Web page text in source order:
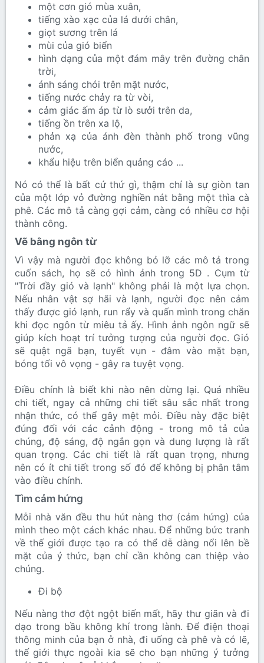
một cơn gió mùa xuân,
tiếng xào xạc của lá dưới chân,
giọt sương trên lá
mùi của gió biển
hình dạng của một đám mây trên đường chân
trời,
ánh sáng chói trên mặt nước,
tiếng nước chảy ra từ vòi,
cảm giác ấm áp từ lò sưởi trên da,
tiếng ồn trên xa lộ,
phản xạ của ánh đèn thành phố trong vũng
nước,
khẩu hiệu trên biển quảng cáo ...
Nó có thể là bất cứ thứ gì, thậm chí là sự giòn tan
của một lớp vỏ đường nghiền nát bằng một thìa cà
phê. Các mô tả càng gợi cảm, càng có nhiều cơ hội
thành công.
Vẽ bằng ngôn từ​
Vì vậy mà người đọc không bỏ lỡ các mô tả trong
cuốn sách, họ sẽ có hình ảnh trong 5D . Cụm từ
"Trời đầy gió và lạnh" không phải là một lựa chọn.
Nếu nhân vật sợ hãi và lạnh, người đọc nên cảm
thấy được gió lạnh, run rẩy và quấn mình trong chăn
khi đọc ngôn từ miêu tả ấy. Hình ảnh ngôn ngữ sẽ
giúp kích hoạt trí tưởng tượng của người đọc. Gió
sẽ quật ngã bạn, tuyết vụn - đâm vào mặt bạn,
bóng tối vô vọng - gây ra tuyệt vọng.
Điều chính là biết khi nào nên dừng lại. Quá nhiều
chi tiết, ngay cả những chi tiết sâu sắc nhất trong
nhận thức, có thể gây mệt mỏi. Điều này đặc biệt
đúng đối với các cảnh động - trong mô tả của
chúng, độ sáng, độ ngắn gọn và dung lượng là rất
quan trọng. Các chi tiết là rất quan trọng, nhưng
nên có ít chi tiết trong số đó để không bị phân tâm
vào điều chính.
Tìm cảm hứng
Mỗi nhà văn đều thu hút nàng thơ (cảm hứng) của
mình theo một cách khác nhau. Để những bức tranh
về thế giới được tạo ra có thể dễ dàng nổi lên bề
mặt của ý thức, bạn chỉ cần không can thiệp vào
chúng.
Đi bộ
Nếu nàng thơ đột ngột biến mất, hãy thư giãn và đi
dạo trong bầu không khí trong lành. Để điện thoại
thông minh của bạn ở nhà, đi uống cà phê và có lẽ,
thế giới thực ngoài kia sẽ cho bạn những ý tưởng